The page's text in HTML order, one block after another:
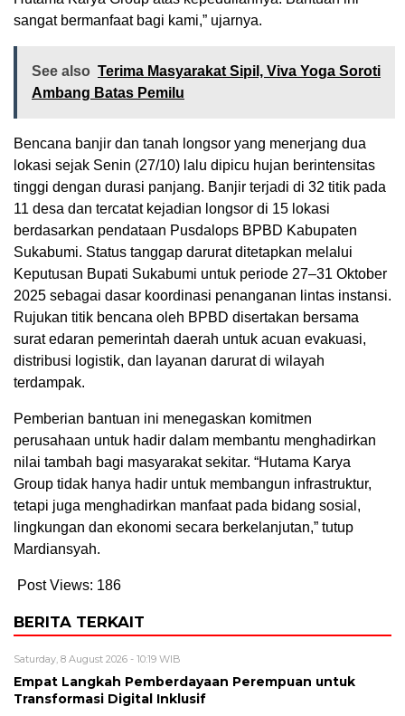
sangat bermanfaat bagi kami,” ujarnya.
See also Terima Masyarakat Sipil, Viva Yoga Soroti
Ambang Batas Pemilu
Bencana banjir dan tanah longsor yang menerjang dua
lokasi sejak Senin (27/10) lalu dipicu hujan berintensitas
tinggi dengan durasi panjang. Banjir terjadi di 32 titik pada
11 desa dan tercatat kejadian longsor di 15 lokasi
berdasarkan pendataan Pusdalops BPBD Kabupaten
Sukabumi. Status tanggap darurat ditetapkan melalui
Keputusan Bupati Sukabumi untuk periode 27–31 Oktober
2025 sebagai dasar koordinasi penanganan lintas instansi.
Rujukan titik bencana oleh BPBD disertakan bersama
surat edaran pemerintah daerah untuk acuan evakuasi,
distribusi logistik, dan layanan darurat di wilayah
terdampak.
Pemberian bantuan ini menegaskan komitmen
perusahaan untuk hadir dalam membantu menghadirkan
nilai tambah bagi masyarakat sekitar. “Hutama Karya
Group tidak hanya hadir untuk membangun infrastruktur,
tetapi juga menghadirkan manfaat pada bidang sosial,
lingkungan dan ekonomi secara berkelanjutan,” tutup
Mardiansyah.
Post Views: 186
BERITA TERKAIT
Saturday, 8 August 2026 - 10:19 WIB
Empat Langkah Pemberdayaan Perempuan untuk
Transformasi Digital Inklusif